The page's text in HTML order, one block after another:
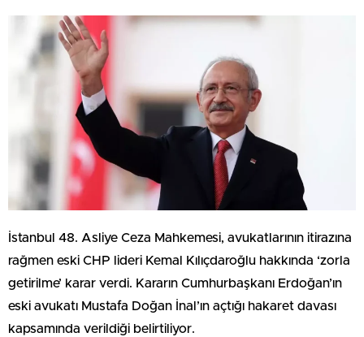
İstanbul 48. Asliye Ceza Mahkemesi, avukatlarının itirazına
rağmen eski CHP lideri Kemal Kılıçdaroğlu hakkında ‘zorla
getirilme’ karar verdi. Kararın Cumhurbaşkanı Erdoğan’ın
eski avukatı Mustafa Doğan İnal’ın açtığı hakaret davası
kapsamında verildiği belirtiliyor.